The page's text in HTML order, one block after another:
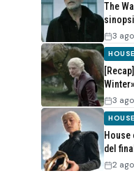
The
3
3
House
del
2